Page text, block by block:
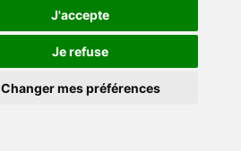
J'accepte
Je refuse
Changer mes préférences